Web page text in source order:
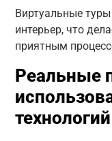
Виртуальные
интерьер, что
приятным
Реальные
технологий